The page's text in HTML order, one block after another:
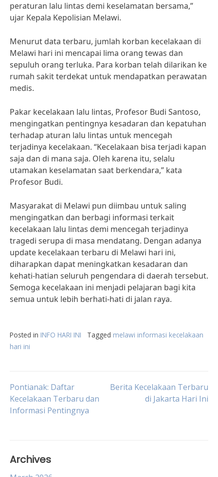
peraturan lalu lintas demi keselamatan bersama,”
ujar Kepala Kepolisian Melawi.
Menurut data terbaru, jumlah korban kecelakaan di
Melawi hari ini mencapai lima orang tewas dan
sepuluh orang terluka. Para korban telah dilarikan ke
rumah sakit terdekat untuk mendapatkan perawatan
medis.
Pakar kecelakaan lalu lintas, Profesor Budi Santoso,
mengingatkan pentingnya kesadaran dan kepatuhan
terhadap aturan lalu lintas untuk mencegah
terjadinya kecelakaan. “Kecelakaan bisa terjadi kapan
saja dan di mana saja. Oleh karena itu, selalu
utamakan keselamatan saat berkendara,” kata
Profesor Budi.
Masyarakat di Melawi pun diimbau untuk saling
mengingatkan dan berbagi informasi terkait
kecelakaan lalu lintas demi mencegah terjadinya
tragedi serupa di masa mendatang. Dengan adanya
update kecelakaan terbaru di Melawi hari ini,
diharapkan dapat meningkatkan kesadaran dan
kehati-hatian seluruh pengendara di daerah tersebut.
Semoga kecelakaan ini menjadi pelajaran bagi kita
semua untuk lebih berhati-hati di jalan raya.
Posted in INFO HARI INI Tagged melawi informasi kecelakaan
hari ini
Post
navigation
Pontianak: Daftar
Kecelakaan Terbaru dan
Informasi Pentingnya
Berita Kecelakaan Terbaru
di Jakarta Hari Ini
Archives